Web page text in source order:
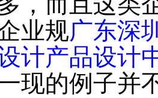
业规广东深
计产品设计
现的例子并